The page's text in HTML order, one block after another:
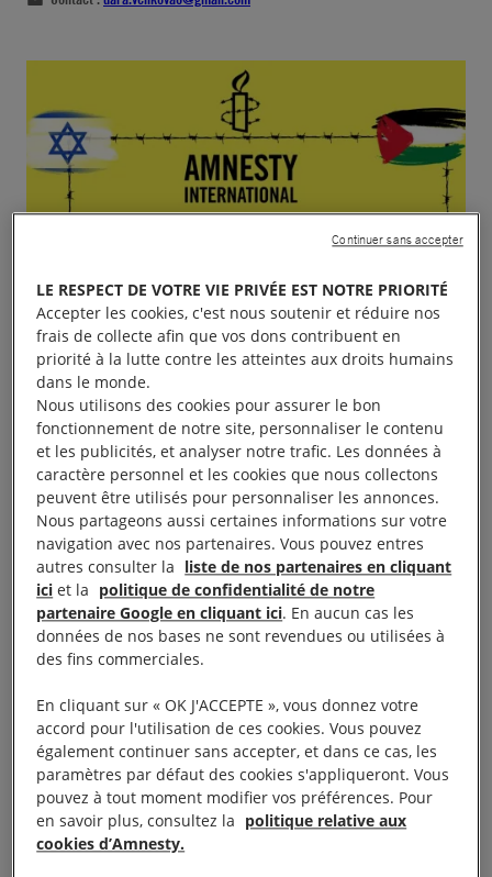
Conférence Apartheid Palestine avec Dr. John
Knight de 19h-21h à Sciences Po: 14 avenue Victor
Hugo, 21000, Dijon
L’Antenne Jeune d’Amnesty International sur le
campus dijonnais de Sciences Po vous invite à la
conférence « A colonial regime? The origins of the
LE RESPECT DE VOTRE VIE PRIVÉE EST NOTRE PRIORITÉ
Accepter les cookies, c'est nous soutenir et réduire nos
frais de collecte afin que vos dons contribuent en
priorité à la lutte contre les atteintes aux droits humains
dans le monde.
Nous utilisons des cookies pour assurer le bon
fonctionnement de notre site, personnaliser le contenu
et les publicités, et analyser notre trafic. Les données à
caractère personnel et les cookies que nous collectons
peuvent être utilisés pour personnaliser les annonces.
Nous partageons aussi certaines informations sur votre
navigation avec nos partenaires. Vous pouvez entres
autres consulter la liste de nos partenaires en cliquant
ici et la politique de confidentialité de notre
partenaire Google en cliquant ici. En aucun cas les
données de nos bases ne sont revendues ou utilisées à
des fins commerciales.
En cliquant sur « OK J'ACCEPTE », vous donnez votre
accord pour l'utilisation de ces cookies. Vous pouvez
également continuer sans accepter, et dans ce cas, les
paramètres par défaut des cookies s'appliqueront. Vous
pouvez à tout moment modifier vos préférences. Pour
en savoir plus, consultez la politique relative aux
cookies d’Amnesty.
Continuer sans accepter